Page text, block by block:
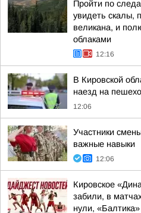
Пройти по
увидеть скалы,
великана, и
облаками
12:16
В Кировской
наезд на
12:06
Участники
важные навыки
12:06
Кировское
забили, в
нули,